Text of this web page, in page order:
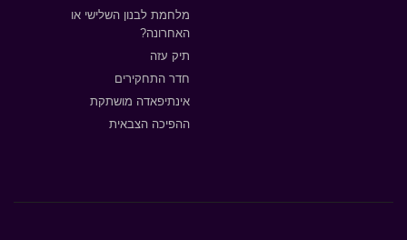
מלחמת לבנון השלישי או
האחרונה?
תיק עזה
חדר התחקירים
אינתיפאדה מושתקת
ההפיכה הצבאית